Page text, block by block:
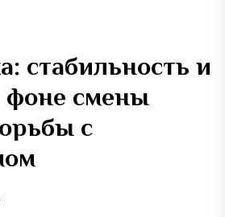
стабильность и
фоне смены
с